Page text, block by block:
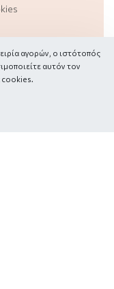
αγορών, ο ιστότοπός
αυτόν τον
cookies.